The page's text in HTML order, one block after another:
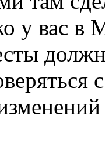
у вас в